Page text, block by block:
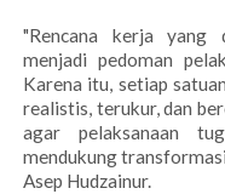
"Rencana kerja yang
menjadi pedoman
Karena itu, setiap
realistis, terukur, dan
agar pelaksanaan
mendukung
Asep Hudzainur.